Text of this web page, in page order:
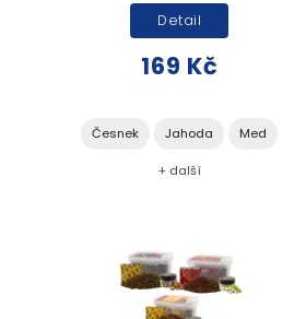
169 Kč
Detail
Česnek Jahoda Med
+ další